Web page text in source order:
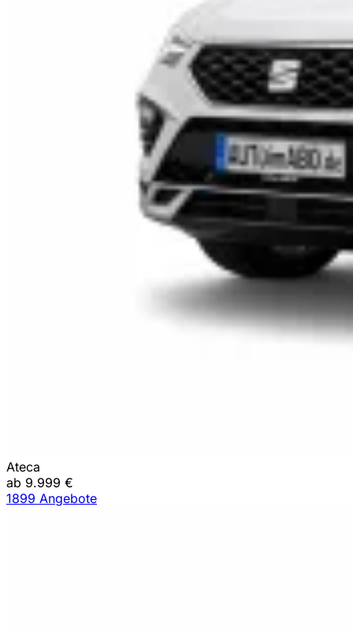
Ateca
ab 9.999 €
1899 Angebote